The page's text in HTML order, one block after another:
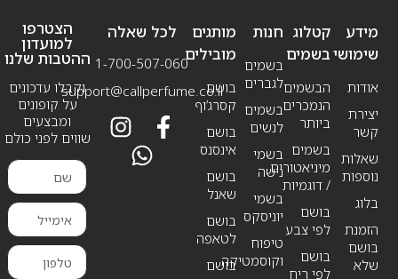
מידע
שימושי
אודות
יצירת
קשר
שאלות
נוספות
בלוג
הזמנת
בושם
שלא
חנות
בשמים
לגברים
בשמים
לנשים
בשמי
נישה
בשמי
יוניסקס
טיפוח
וקוסמטיקה
קטלוג
בשמים
הבשמים
הנמכרים
ביותר
בשמים
מיניאטורים
/ דוגמיות
בושם
לפי צבע
בושם
לפי ריח
מותגים
מובילים
בושם
קסרג’וף
בושם
אינסנס
בושם
שאנל
בושם
לטאפה
בושם
לכל שאלה
1-700-507-060
support@callperfume.co.il
הצטרפו
למועדון
ההטבות שלנו
וקבלו עדכונים
על קופונים
ומבצעים
שווים לפני כולם